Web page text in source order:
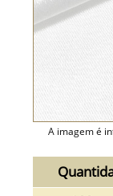
A imagem é